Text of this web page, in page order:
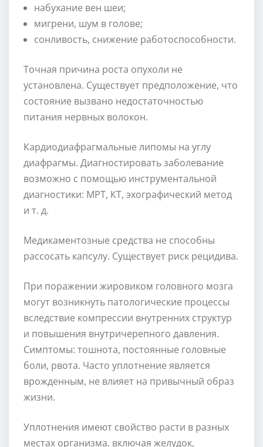
набухание вен шеи;
мигрени, шум в голове;
сонливость, снижение работоспособности.
Точная причина роста опухоли не
установлена. Существует предположение, что
состояние вызвано недостаточностью
питания нервных волокон.
Кардиодиафрагмальные липомы на углу
диафрагмы. Диагностировать заболевание
возможно с помощью инструментальной
диагностики: МРТ, КТ, эхографический метод
и т. д.
Медикаментозные средства не способны
рассосать капсулу. Существует риск рецидива.
При поражении жировиком головного мозга
могут возникнуть патологические процессы
вследствие компрессии внутренних структур
и повышения внутричерепного давления.
Симптомы: тошнота, постоянные головные
боли, рвота. Часто уплотнение является
врожденным, не влияет на привычный образ
жизни.
Уплотнения имеют свойство расти в разных
местах организма, включая желудок,